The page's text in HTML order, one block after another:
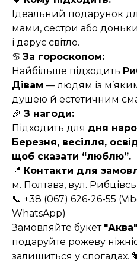
Ідеальний подарунок
мами, сестри або
і дарує світло.
♋ За гороскопом:
Найбільше підходить
Дівам — людям із
душею й естетичним
🎉 З нагоди:
Підходить для дня
Березня, весілля,
щоб сказати “люблю”.
📍 Контакти для
м. Полтава, вул.
📞 +38 (067) 626-26-55
WhatsApp)
Замовляйте букет "Аква"
подаруйте рожеву
залишиться у спогадах.